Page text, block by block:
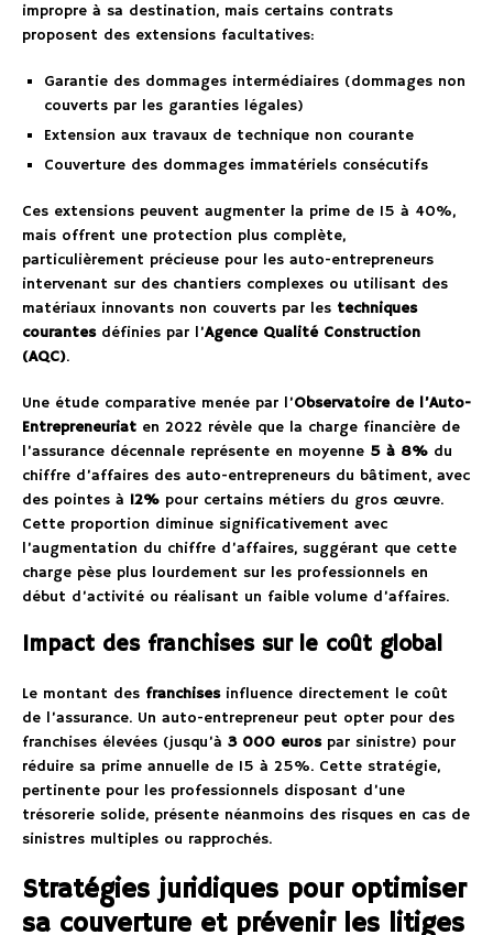
impropre à sa destination, mais certains contrats
proposent des extensions facultatives:
Garantie des dommages intermédiaires (dommages non
couverts par les garanties légales)
Extension aux travaux de technique non courante
Couverture des dommages immatériels consécutifs
Ces extensions peuvent augmenter la prime de 15 à 40%,
mais offrent une protection plus complète,
particulièrement précieuse pour les auto-entrepreneurs
intervenant sur des chantiers complexes ou utilisant des
matériaux innovants non couverts par les techniques
courantesdéfinies par l’Agence Qualité Construction
(AQC).
Une étude comparative menée par l’Observatoire de l’Auto-
Entrepreneuriat en 2022 révèle que la charge financière de
l’assurance décennale représente en moyenne 5 à 8% du
chiffre d’affaires des auto-entrepreneurs du bâtiment, avec
des pointes à 12% pour certains métiers du gros œuvre.
Cette proportion diminue significativement avec
l’augmentation du chiffre d’affaires, suggérant que cette
charge pèse plus lourdement sur les professionnels en
début d’activité ou réalisant un faible volume d’affaires.
Impact des franchises sur le coût global
Le montant des franchisesinfluence directement le coût
de l’assurance. Un auto-entrepreneur peut opter pour des
franchises élevées (jusqu’à 3 000 eurospar sinistre) pour
réduire sa prime annuelle de 15 à 25%. Cette stratégie,
pertinente pour les professionnels disposant d’une
trésorerie solide, présente néanmoins des risques en cas de
sinistres multiples ou rapprochés.
Stratégies juridiques pour optimiser
sa couverture et prévenir les litiges